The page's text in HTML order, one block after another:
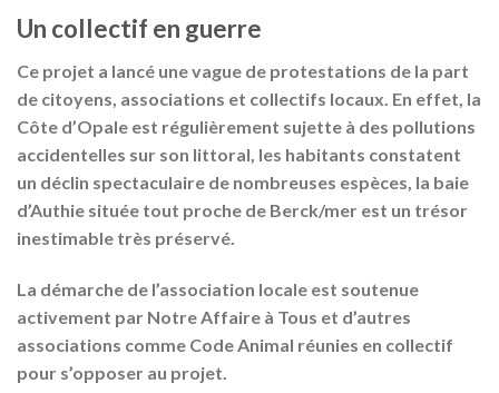
Un collectif en guerre
Ce projet a lancé une vague de protestations de la part
de citoyens, associations et collectifs locaux. En effet, la
Côte d’Opale est régulièrement sujette à des pollutions
accidentelles sur son littoral, les habitants constatent
un déclin spectaculaire de nombreuses espèces, la baie
d’Authie située tout proche de Berck/mer est un trésor
inestimable très préservé.
La démarche de l’association locale est soutenue
activement par Notre Affaire à Tous et d’autres
associations comme Code Animal réunies en collectif
pour s’opposer au projet.